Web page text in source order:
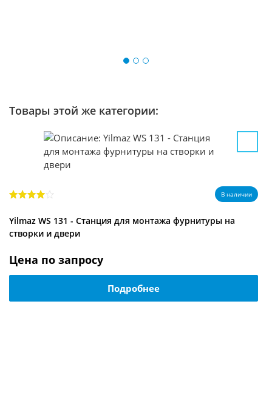
Товары этой же категории:
В наличии
Yilmaz WS 131 - Станция для монтажа фурнитуры на
створки и двери
Цена по запросу
Подробнее